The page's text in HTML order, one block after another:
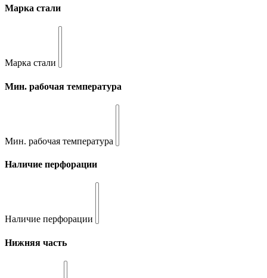
Марка стали
Марка стали
Мин. рабочая температура
Мин. рабочая температура
Наличие перфорации
Наличие перфорации
Нижняя часть